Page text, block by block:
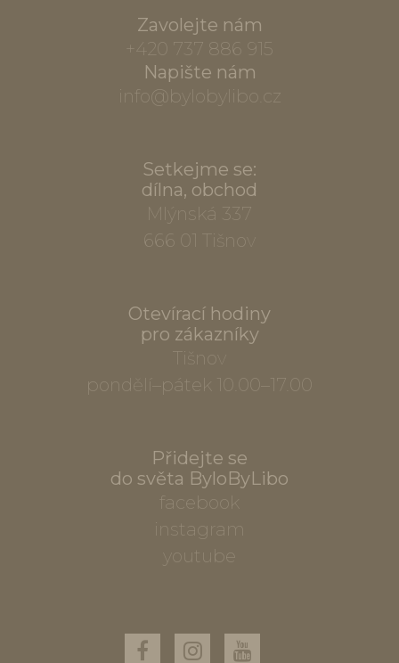
Zavolejte nám
+420 737 886 915
Napište nám
info@bylobylibo.cz
Setkejme se:
dílna, obchod
Mlýnská 337
666 01 Tišnov
Otevírací hodiny
pro zákazníky
Tišnov
pondělí–pátek 10.00–17.00
Přidejte se
do světa ByloByLibo
facebook
instagram
youtube